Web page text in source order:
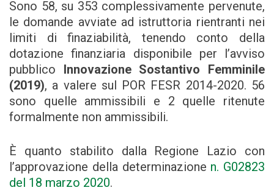
Sono 58, su 353 complessivamente pervenute,
le domande avviate ad istruttoria rientranti nei
limiti di finaziabilità, tenendo conto della
dotazione finanziaria disponibile per l’avviso
pubblico Innovazione Sostantivo Femminile
(2019), a valere sul POR FESR 2014-2020. 56
sono quelle ammissibili e 2 quelle ritenute
formalmente non ammissibili.
È quanto stabilito dalla Regione Lazio con
l’approvazione della determinazione n. G02823
del 18 marzo 2020.